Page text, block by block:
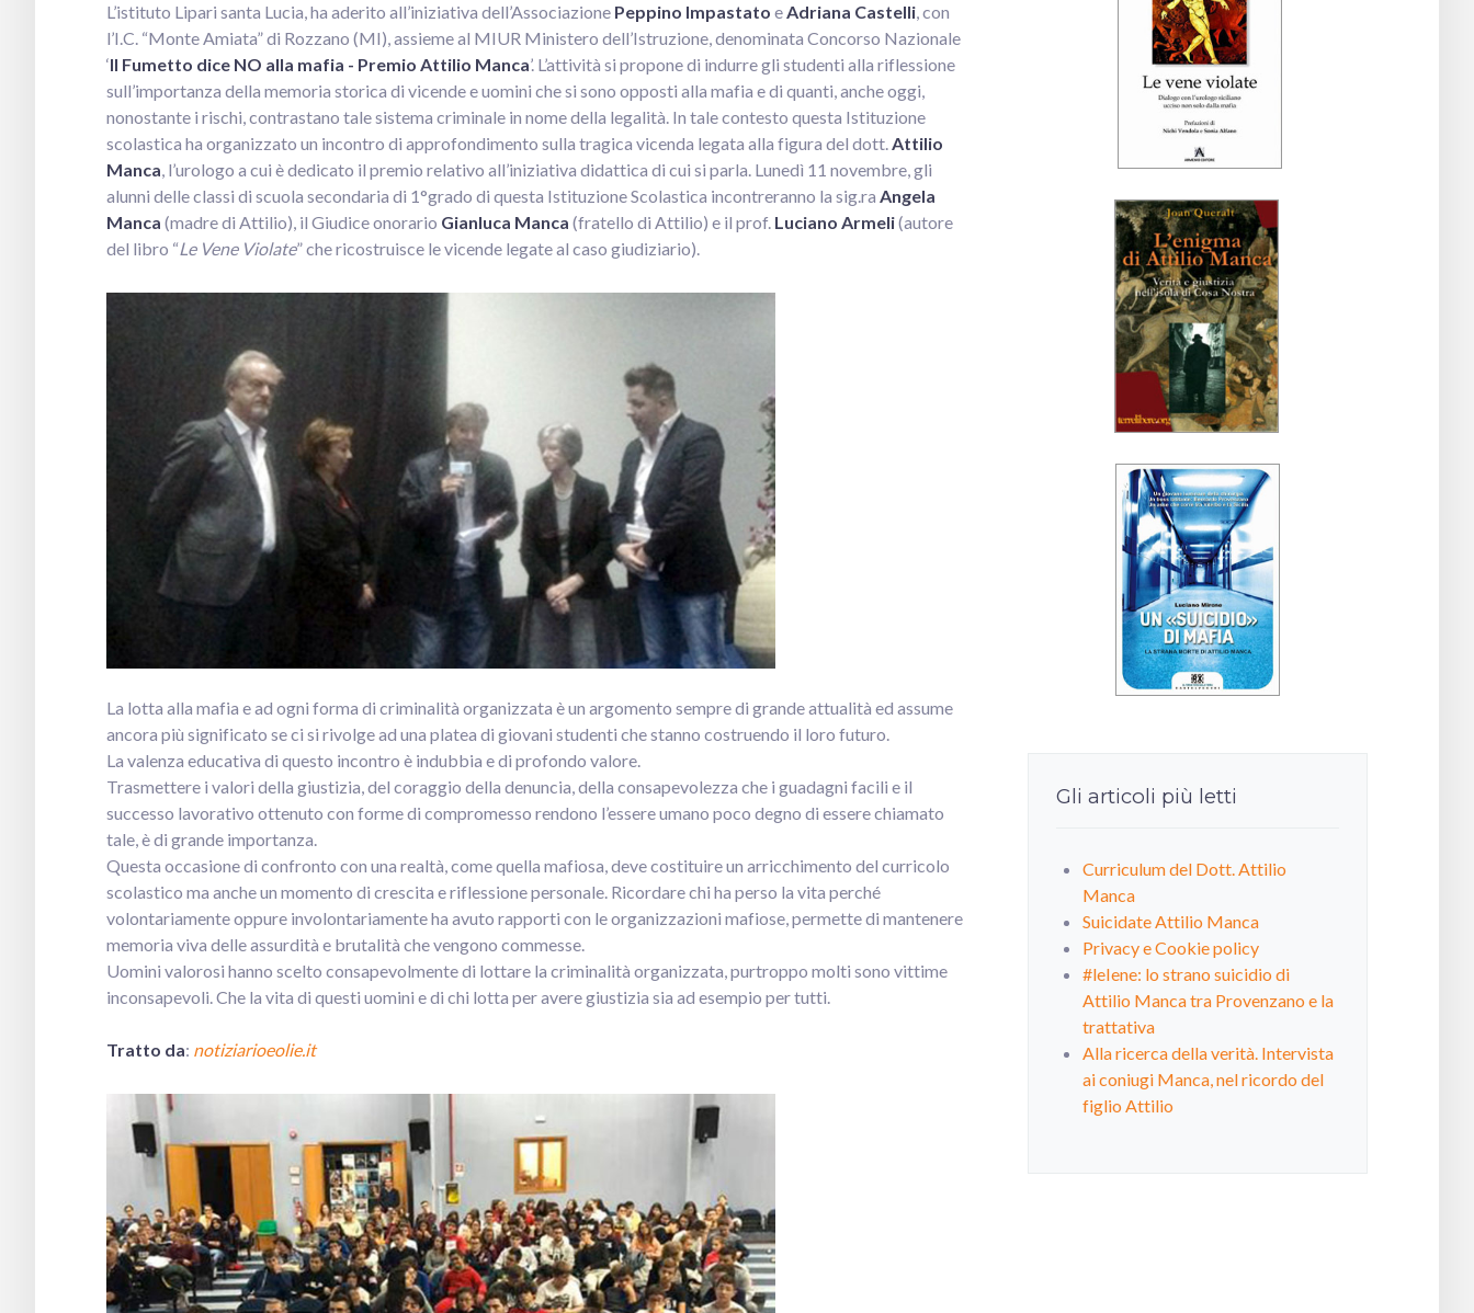
L’istituto Lipari santa Lucia, ha aderito all’iniziativa dell’Associazione Peppino Impastato eAdriana Castelli, con
l’I.C. “Monte Amiata” di Rozzano (MI), assieme al MIUR Ministero dell’Istruzione, denominata Concorso Nazionale
‘Il Fumetto dice NO alla mafia - Premio Attilio Manca’. L’attività si propone di indurre gli studenti alla riflessione
sull’importanza della memoria storica di vicende e uomini che si sono opposti alla mafia e di quanti, anche oggi,
nonostante i rischi, contrastano tale sistema criminale in nome della legalità. In tale contesto questa Istituzione
scolastica ha organizzato un incontro di approfondimento sulla tragica vicenda legata alla figura del dott.Attilio
Manca, l’urologo a cui è dedicato il premio relativo all’iniziativa didattica di cui si parla. Lunedì 11 novembre, gli
alunni delle classi di scuola secondaria di 1°grado di questa Istituzione Scolastica incontreranno la sig.ra Angela
Manca (madre di Attilio), il Giudice onorario Gianluca Manca (fratello di Attilio) e il prof. Luciano Armeli(autore
del libro “Le Vene Violate” che ricostruisce le vicende legate al caso giudiziario).
La lotta alla mafia e ad ogni forma di criminalità organizzata è un argomento sempre di grande attualità ed assume
ancora più significato se ci si rivolge ad una platea di giovani studenti che stanno costruendo il loro futuro.
La valenza educativa di questo incontro è indubbia e di profondo valore.
Trasmettere i valori della giustizia, del coraggio della denuncia, della consapevolezza che i guadagni facili e il
successo lavorativo ottenuto con forme di compromesso rendono l’essere umano poco degno di essere chiamato
tale, è di grande importanza.
Questa occasione di confronto con una realtà, come quella mafiosa, deve costituire un arricchimento del curricolo
scolastico ma anche un momento di crescita e riflessione personale. Ricordare chi ha perso la vita perché
volontariamente oppure involontariamente ha avuto rapporti con le organizzazioni mafiose, permette di mantenere
memoria viva delle assurdità e brutalità che vengono commesse.
Uomini valorosi hanno scelto consapevolmente di lottare la criminalità organizzata, purtroppo molti sono vittime
inconsapevoli. Che la vita di questi uomini e di chi lotta per avere giustizia sia ad esempio per tutti.
Tratto da: notiziarioeolie.it
Gli articoli più letti
Curriculum del Dott. Attilio
Manca
Suicidate Attilio Manca
Privacy e Cookie policy
#leIene: lo strano suicidio di
Attilio Manca tra Provenzano e la
trattativa
Alla ricerca della verità. Intervista
ai coniugi Manca, nel ricordo del
figlio Attilio